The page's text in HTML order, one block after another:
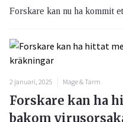
Forskare kan nu ha kommit
2 januari, 2025 Mage & Tarm
Forskare kan ha
bakom